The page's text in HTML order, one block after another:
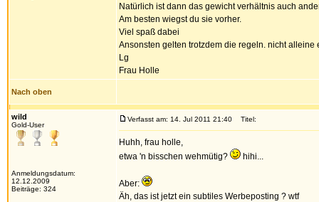
Natürlich ist dann das gewicht verhältnis auch
Am besten wiegst du sie vorher.
Viel spaß dabei
Ansonsten gelten trotzdem die regeln. nicht alleine
Lg
Frau Holle
Nach oben
wild
Gold-User
Anmeldungsdatum:
12.12.2009
Beiträge: 324
Verfasst am: 14. Jul 2011 21:40 Titel:
Huhh, frau holle,
etwa 'n bisschen wehmütig?
hihi...
Aber:
Äh, das ist jetzt ein subtiles Werbeposting ? wtf